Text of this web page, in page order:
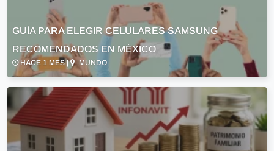
GUÍA PARA ELEGIR CELULARES SAMSUNG
RECOMENDADOS EN MÉXICO
HACE 1 MES | MUNDO